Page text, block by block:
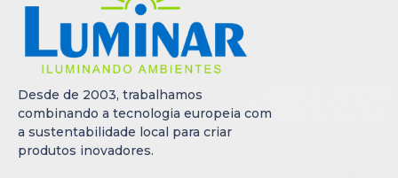
Desde de 2003, trabalhamos
combinando a tecnologia europeia com
a sustentabilidade local para criar
produtos inovadores.